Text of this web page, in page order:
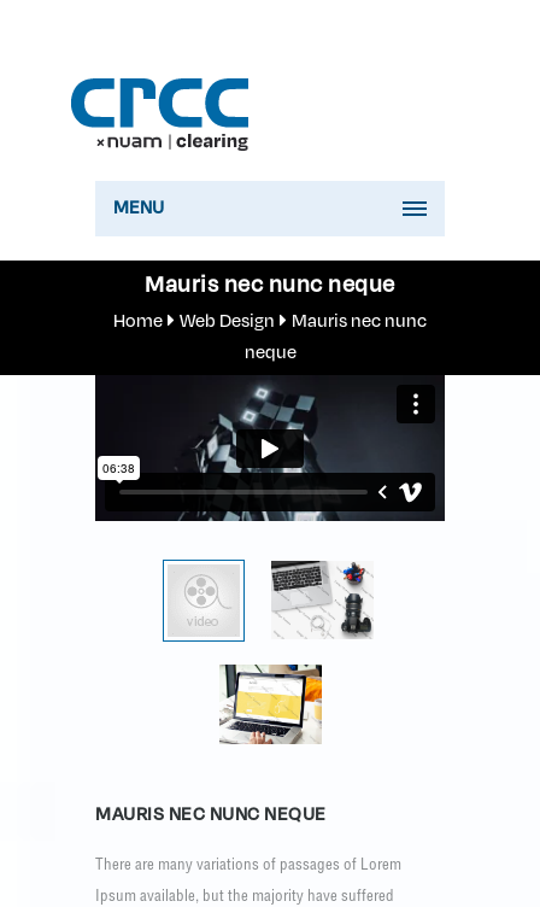
MENU
Mauris nec nunc neque
Home Web Design
Mauris nec nunc
neque
MAURIS NEC NUNC NEQUE
There are many variations of passages of Lorem
Ipsum available, but the majority have suffered